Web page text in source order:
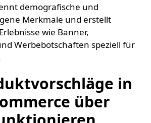
demografische und
Merkmale und erstellt
wie Banner,
Werbebotschaften speziell für
in
über